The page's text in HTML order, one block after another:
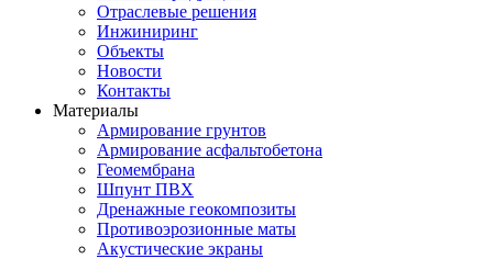
Отраслевые решения
Инжиниринг
Объекты
Новости
Контакты
Материалы
Армирование грунтов
Армирование асфальтобетона
Геомембрана
Шпунт ПВХ
Дренажные геокомпозиты
Противоэрозионные маты
Акустические экраны